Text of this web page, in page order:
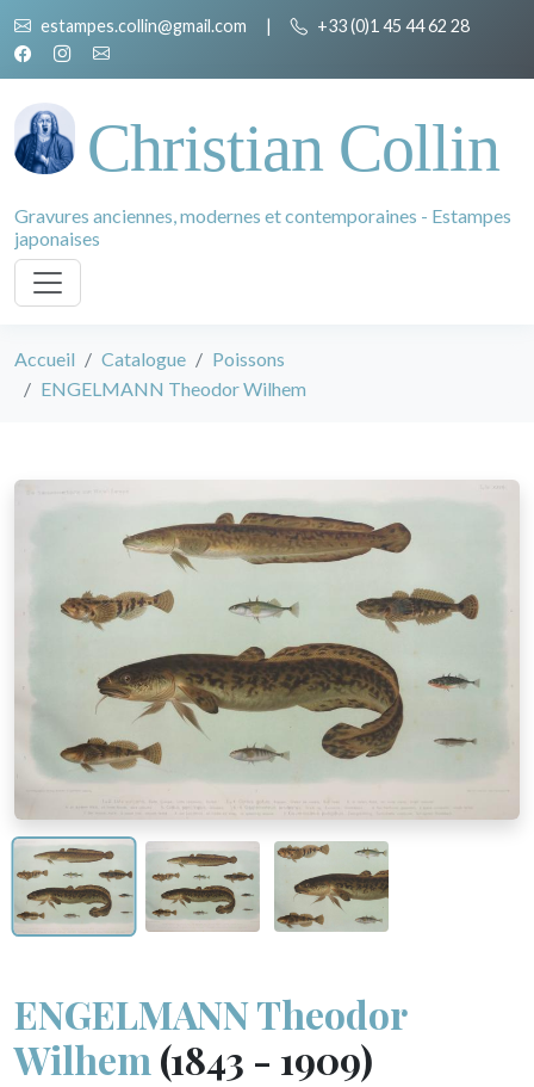
estampes.collin@gmail.com | +33 (0)1 45 44 62 28
Christian Collin
Gravures anciennes, modernes et contemporaines - Estampes
japonaises
Accueil Catalogue
Poissons
ENGELMANN Theodor Wilhem
ENGELMANN Theodor
Wilhem (1843 - 1909)